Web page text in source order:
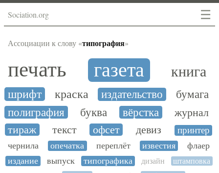
☰
Sociation.org
Ассоциации к слову «типография»
печать газета книга
шрифт краска издательство
бумага
полиграфия
буква вёрстка
журнал
тираж
текст офсет девиз принтер
чернила опечатка переплёт известия
флаер
издание
выпуск типографика дизайн
штамповка